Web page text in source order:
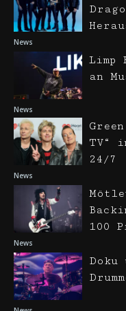
News
News
Limp
an
News
TV“
24/7
News
100
Doku